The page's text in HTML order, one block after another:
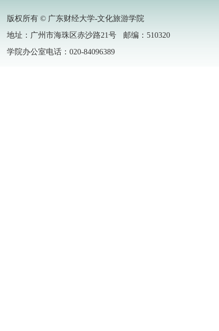
版权所有 © 广东财经大学-文化旅游学院
地址：广州市海珠区赤沙路21号
邮编：510320
学院办公室电话：020-84096389